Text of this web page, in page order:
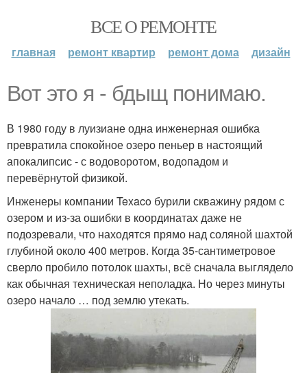
ВСЕ О РЕМОНТЕ
главная ремонт квартир ремонт дома дизайн
Вот это я - бдыщ понимаю.
В 1980 году в луизиане одна инженерная ошибка
превратила спокойное озеро пеньер в настоящий
апокалипсис - с водоворотом, водопадом и
перевёрнутой физикой.
Инженеры компании Texaco бурили скважину рядом с
озером и из-за ошибки в координатах даже не
подозревали, что находятся прямо над соляной шахтой
глубиной около 400 метров. Когда 35-сантиметровое
сверло пробило потолок шахты, всё сначала выглядело
как обычная техническая неполадка. Но через минуты
озеро начало … под землю утекать.